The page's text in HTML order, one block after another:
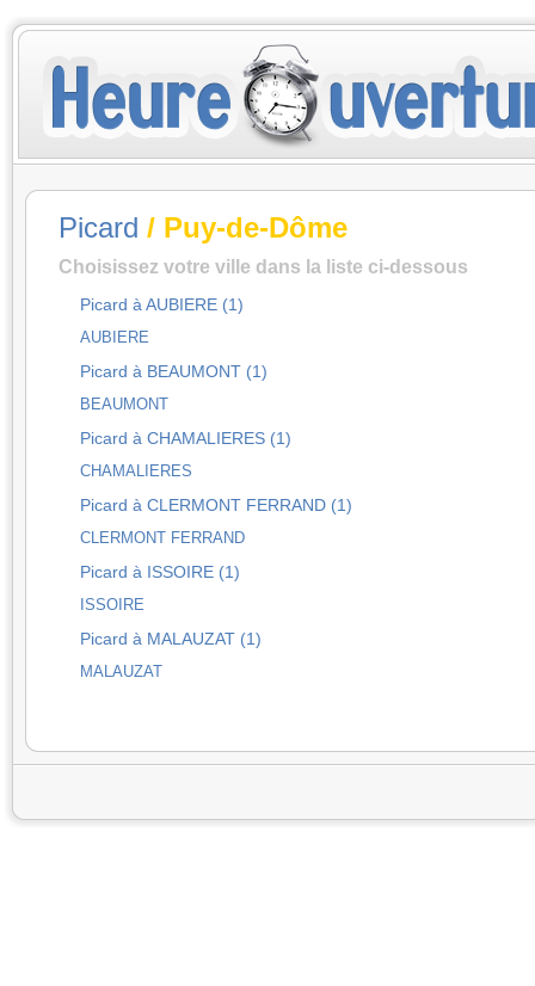
Picard / Puy-de-Dôme
Choisissez votre ville dans la liste ci-dessous
Picard à AUBIERE (1)
AUBIERE
Picard à BEAUMONT (1)
BEAUMONT
Picard à CHAMALIERES (1)
CHAMALIERES
Picard à CLERMONT FERRAND (1)
CLERMONT FERRAND
Picard à ISSOIRE (1)
ISSOIRE
Picard à MALAUZAT (1)
MALAUZAT